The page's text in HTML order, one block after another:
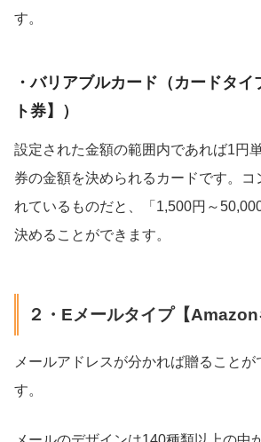
す。
・バリアブルカード（カードタ
ト券】）
設定された金額の範囲内であれば1円
券の金額を決められるカードです。コ
れているものだと、「1,500円～
決めることができます。
２・Eメールタイプ【Amazon
メールアドレスが分かれば贈ること
す。